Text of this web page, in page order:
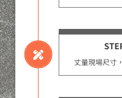
丈量現場尺寸